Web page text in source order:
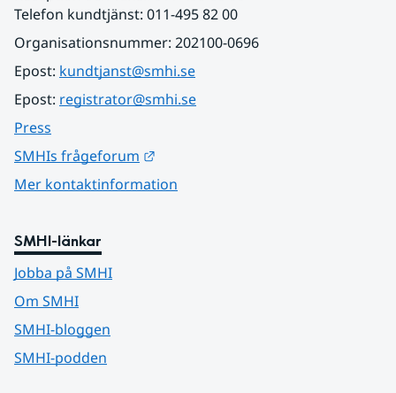
Telefon kundtjänst: 011-495 82 00
Organisationsnummer: 202100-0696
Epost: kundtjanst@smhi.se
Epost: registrator@smhi.se
Press
SMHIs frågeforum
Mer kontaktinformation
SMHI-länkar
Jobba på SMHI
Om SMHI
SMHI-bloggen
SMHI-podden